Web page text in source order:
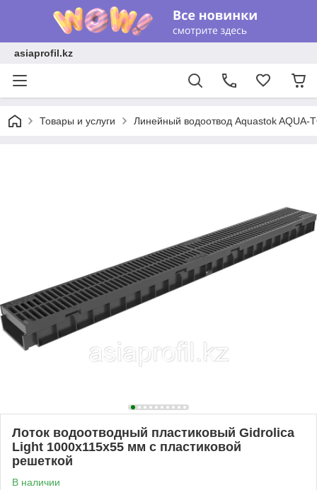
asiaprofil.kz
Товары и услуги Линейный водоотвод Aquastok AQUA-
Лоток водоотводный пластиковый Gidrolica
Light 1000x115x55 мм с пластиковой
решеткой
В наличии